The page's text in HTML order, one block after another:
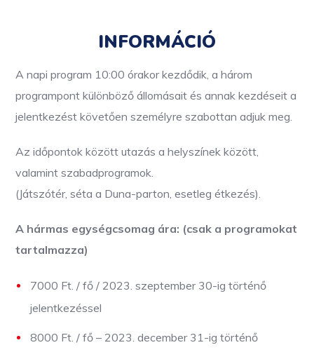
INFORMÁCIÓ
A napi program 10:00 órakor kezdődik, a három
programpont különböző állomásait és annak kezdéseit a
jelentkezést követően személyre szabottan adjuk meg.
Az időpontok között utazás a helyszínek között,
valamint szabadprogramok.
(Játszótér, séta a Duna-parton, esetleg étkezés).
A hármas egységcsomag ára: (csak a programokat
tartalmazza)
7000 Ft. / fő / 2023. szeptember 30-ig történő
jelentkezéssel
8000 Ft. / fő – 2023. december 31-ig történő